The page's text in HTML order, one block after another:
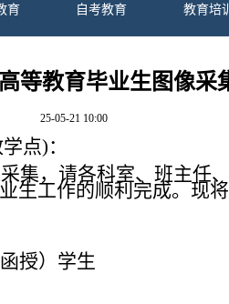
育 自考教育 教育培训
等教育毕业生图像采
25-05-21 10:00
点)：
采集，请各科室、班主任
生工作的顺利完成。现
授） 学生